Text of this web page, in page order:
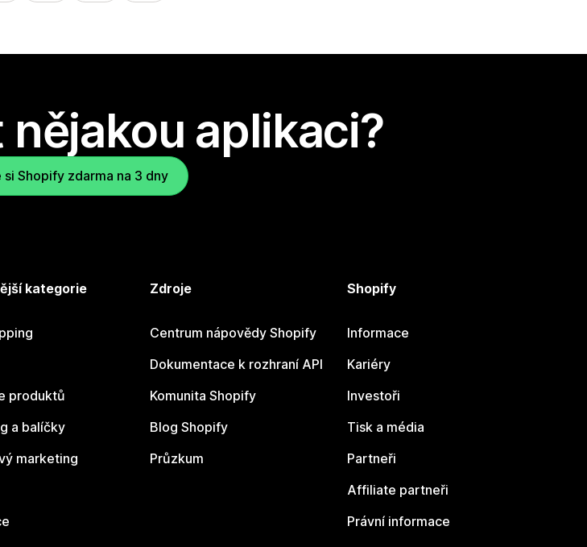
aplikaci?
Shopify zdarma na 3 dny
kategorie
produktů
a balíčky
marketing
Zdroje
Centrum nápovědy Shopify
Dokumentace k rozhraní API
Komunita Shopify
Blog Shopify
Průzkum
Shopify
Informace
Kariéry
Investoři
Tisk a média
Partneři
Affiliate partneři
Právní informace